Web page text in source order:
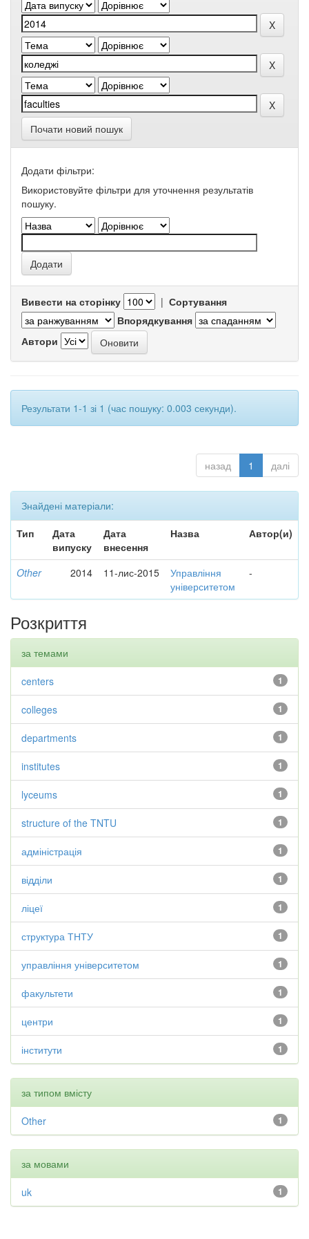
Почати новий пошук
Додати фільтри:
Використовуйте фільтри для уточнення результатів
пошуку.
Вивести на сторінку | Сортування
Впорядкування
Автори
Результати 1-1 зі 1 (час пошуку: 0.003 секунди).
назад 1 далі
Знайдені матеріали:
Тип
Дата
випуску
Дата
внесення
Назва Автор(и)
Other 2014 11-лис-2015
Управління
університетом
-
Розкриття
за темами
1
centers
1
colleges
1
departments
1
institutes
1
lyceums
1
structure of the TNTU
1
адміністрація
1
відділи
1
ліцеї
1
структура ТНТУ
1
управління університетом
1
факультети
1
центри
1
інститути
за типом вмісту
1
Other
за мовами
1
uk